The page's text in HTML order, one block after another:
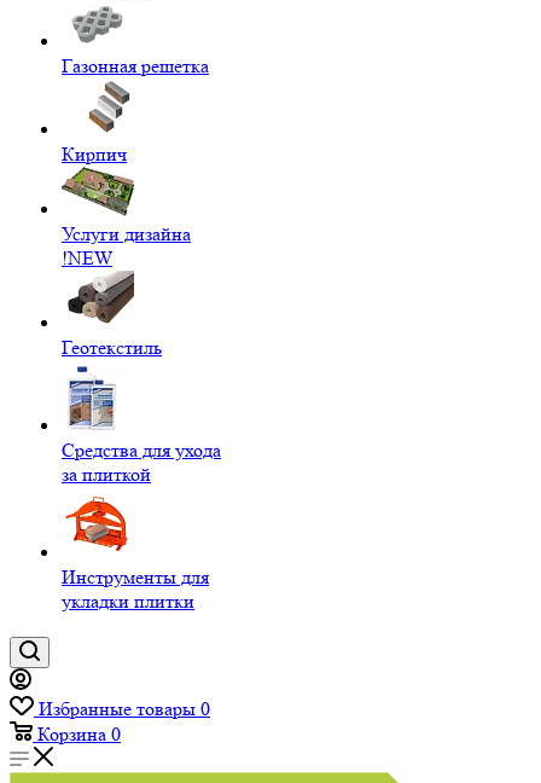
Газонная решетка
Кирпич
Услуги дизайна
!NEW
Геотекстиль
Средства для ухода
за плиткой
Инструменты для
укладки плитки
Избранные товары 0
Корзина 0